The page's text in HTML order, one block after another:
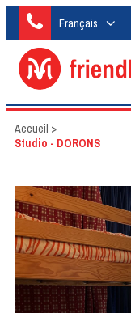
Français
Accueil >
Studio - DORONS